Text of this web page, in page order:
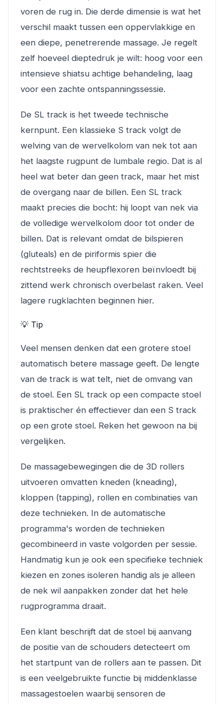
voren de rug in. Die derde dimensie is wat het
verschil maakt tussen een oppervlakkige en
een diepe, penetrerende massage. Je regelt
zelf hoeveel dieptedruk je wilt: hoog voor een
intensieve shiatsu achtige behandeling, laag
voor een zachte ontspanningssessie.
De SL track is het tweede technische
kernpunt. Een klassieke S track volgt de
welving van de wervelkolom van nek tot aan
het laagste rugpunt de lumbale regio. Dat is al
heel wat beter dan geen track, maar het mist
de overgang naar de billen. Een SL track
maakt precies die bocht: hij loopt van nek via
de volledige wervelkolom door tot onder de
billen. Dat is relevant omdat de bilspieren
(gluteals) en de piriformis spier die
rechtstreeks de heupflexoren beïnvloedt bij
zittend werk chronisch overbelast raken. Veel
lagere rugklachten beginnen hier.
💡 Tip
Veel mensen denken dat een grotere stoel
automatisch betere massage geeft. De lengte
van de track is wat telt, niet de omvang van
de stoel. Een SL track op een compacte stoel
is praktischer én effectiever dan een S track
op een grote stoel. Reken het gewoon na bij
vergelijken.
De massagebewegingen die de 3D rollers
uitvoeren omvatten kneden (kneading),
kloppen (tapping), rollen en combinaties van
deze technieken. In de automatische
programma's worden de technieken
gecombineerd in vaste volgorden per sessie.
Handmatig kun je ook een specifieke techniek
kiezen en zones isoleren handig als je alleen
de nek wil aanpakken zonder dat het hele
rugprogramma draait.
Een klant beschrijft dat de stoel bij aanvang
de positie van de schouders detecteert om
het startpunt van de rollers aan te passen. Dit
is een veelgebruikte functie bij middenklasse
massagestoelen waarbij sensoren de